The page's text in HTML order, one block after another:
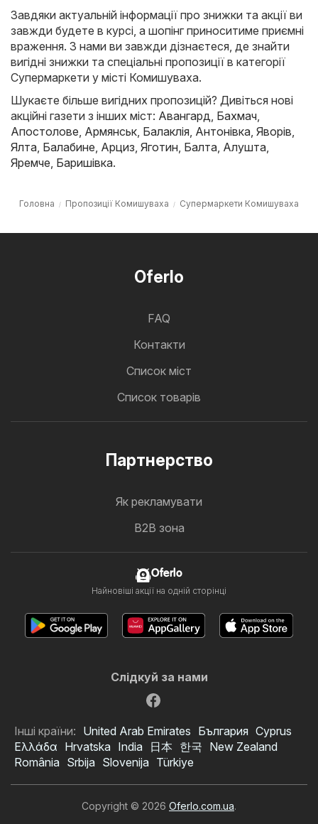
Завдяки актуальній інформації про знижки та акції ви
завжди будете в курсі, а шопінг приноситиме приємні
враження. З нами ви завжди дізнаєтеся, де знайти
вигідні знижки та спеціальні пропозиції в категорії
Супермаркети у місті Комишуваха.
Шукаєте більше вигідних пропозицій? Дивіться нові
акційні газети з інших міст: Авангард Бахмач
Апостолове Армянськ Балаклія Антонівка Яворів
Ялта Балабине Арциз Яготин Балта Алушта
Яремче Баришівка.
Головна Пропозиції Комишуваха Супермаркети Комишуваха
Oferlo
FAQ
Контакти
Cписок міст
Список товарів
Партнерство
Як рекламувати
B2B зона
Oferlo
Найновіші акції на одній сторінці
Слідкуй за нами
Інші країни: United Arab Emirates България Cyprus
Ελλάδα Hrvatska India 日本 한국 New Zealand
România Srbija Slovenija Türkiye
Copyright © 2026 Oferlo.com.ua.